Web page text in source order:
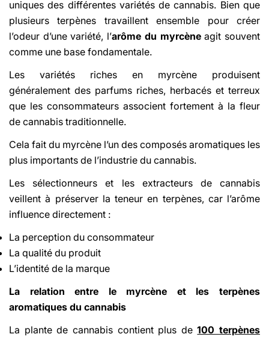
uniques des différentes variétés de cannabis. Bien que
plusieurs terpènes travaillent ensemble pour créer
l’odeur d’une variété, l’arôme du myrcèneagit souvent
comme une base fondamentale.
Les variétés riches en myrcène produisent
généralement des parfums riches, herbacés et terreux
que les consommateurs associent fortement à la fleur
de cannabis traditionnelle.
Cela fait du myrcène l’un des composés aromatiques les
plus importants de l’industrie du cannabis.
Les sélectionneurs et les extracteurs de cannabis
veillent à préserver la teneur en terpènes, car l’arôme
influence directement :
La perception du consommateur
La qualité du produit
L’identité de la marque
La relation entre le myrcène et les terpènes
aromatiques du cannabis
La plante de cannabis contient plus de100 terpènes